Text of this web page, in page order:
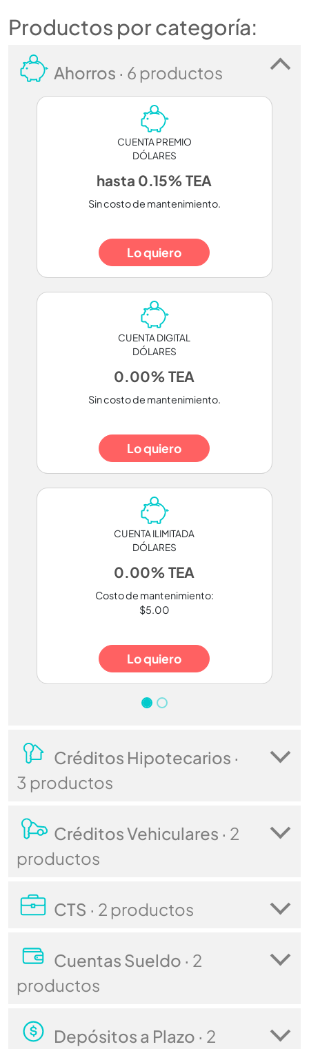
Productos por categoría:
Ahorros · 6 productos
CUENTA PREMIO
DÓLARES
hasta 0.15% TEA
Sin costo de mantenimiento.
Lo quiero
CUENTA DIGITAL
DÓLARES
0.00% TEA
Sin costo de mantenimiento.
Lo quiero
CUENTA ILIMITADA
DÓLARES
0.00% TEA
Costo de mantenimiento:
$5.00
Lo quiero
Créditos Hipotecarios ·
3 productos
Créditos Vehiculares · 2
productos
CTS · 2 productos
Cuentas Sueldo · 2
productos
Depósitos a Plazo · 2